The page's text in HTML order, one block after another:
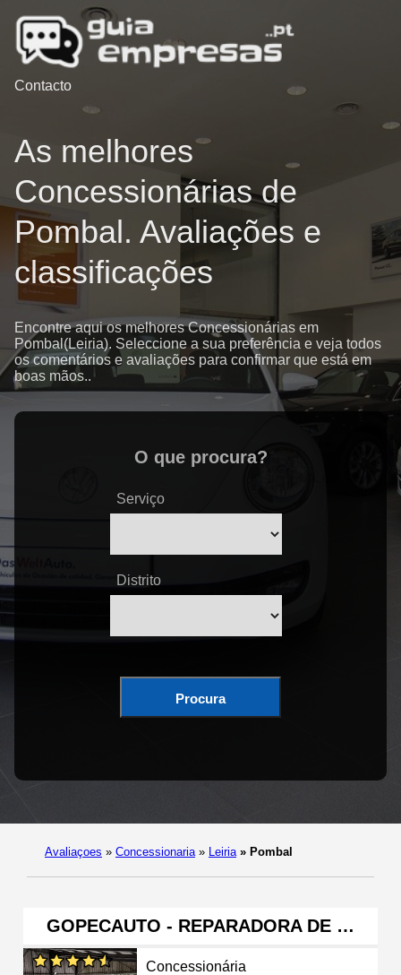
Contacto
As melhores
Concessionárias de
Pombal. Avaliações e
classificações
Encontre aqui os melhores Concessionárias em
Pombal(Leiria). Seleccione a sua preferência e veja todos
os comentários e avaliações para confirmar que está em
boas mãos..
O que procura?
Serviço
Distrito
Procura
Avaliaçoes » Concessionaria » Leiria » Pombal
GOPECAUTO - REPARADORA DE …
Concessionária